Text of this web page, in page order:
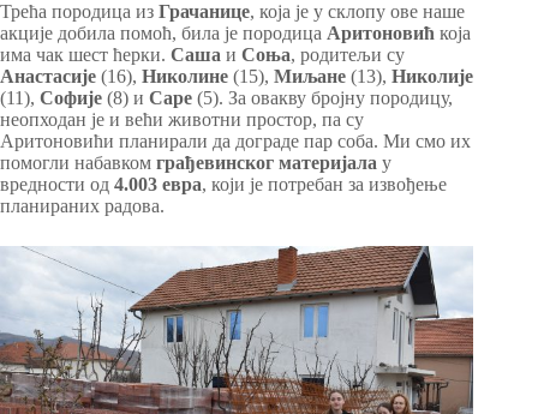
Трећа породица из Грачанице, која је у склопу ове наше
акције добила помоћ, била је породица Аритоновић која
има чак шест ћерки. Саша и Соња, родитељи су
Анастасије (16), Николине (15), Миљане (13), Николије
(11), Софије (8) и Саре (5). За овакву бројну породицу,
неопходан је и већи животни простор, па су
Аритоновићи планирали да дограде пар соба. Ми смо их
помогли набавком грађевинског материјала у
вредности од 4.003 евра, који је потребан за извођење
планираних радова.